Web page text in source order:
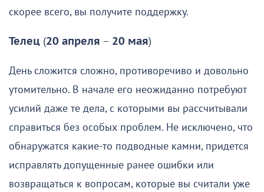
скорее всего, вы получите поддержку.
Телец (20 апреля – 20 мая)
День сложится сложно, противоречиво и довольно
утомительно. В начале его неожиданно потребуют
усилий даже те дела, с которыми вы рассчитывали
справиться без особых проблем. Не исключено, что
обнаружатся какие-то подводные камни, придется
исправлять допущенные ранее ошибки или
возвращаться к вопросам, которые вы считали уже